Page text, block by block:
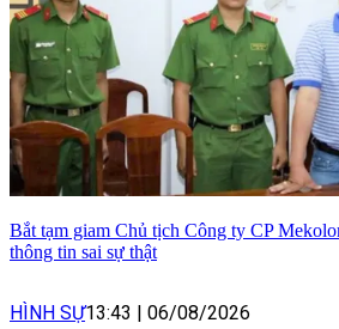
Bắt tạm giam Chủ tịch Công ty CP
thông tin sai sự thật
HÌNH SỰ13:43 06/08/2026